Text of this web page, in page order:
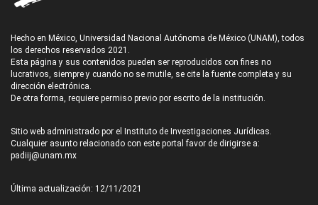
Hecho en México, Universidad Nacional Autónoma de México (UNAM), todos
los derechos reservados 2021.
Esta página y sus contenidos pueden ser reproducidos con fines no
lucrativos, siempre y cuando no se mutile, se cite la fuente completa y su
dirección electrónica.
De otra forma, requiere permiso previo por escrito de la institución.
Sitio web administrado por el Instituto de Investigaciones Jurídicas.
Cualquier asunto relacionado con este portal favor de dirigirse a:
padiij@unam.mx
Última actualización: 12/11/2021